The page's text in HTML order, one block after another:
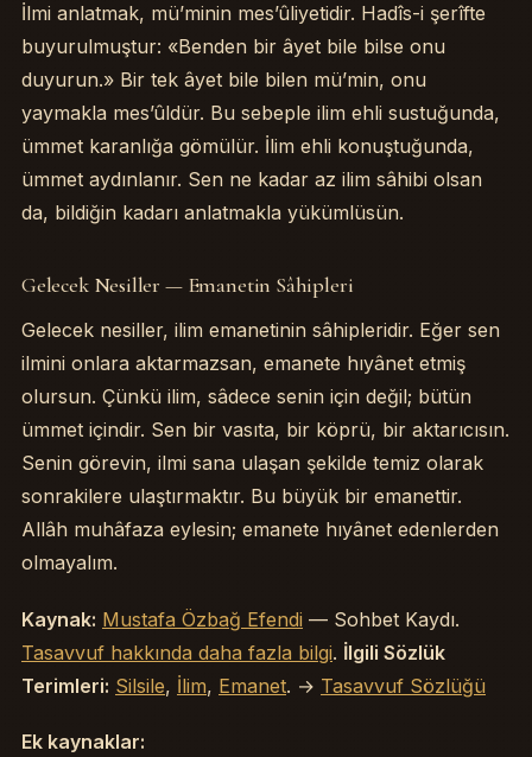
İlmi anlatmak, mü’minin mes’ûliyetidir. Hadîs-i şerîfte
buyurulmuştur: «Benden bir âyet bile bilse onu
duyurun.» Bir tek âyet bile bilen mü’min, onu
yaymakla mes’ûldür. Bu sebeple ilim ehli sustuğunda,
ümmet karanlığa gömülür. İlim ehli konuştuğunda,
ümmet aydınlanır. Sen ne kadar az ilim sâhibi olsan
da, bildiğin kadarı anlatmakla yükümlüsün.
Gelecek Nesiller — Emanetin Sâhipleri
Gelecek nesiller, ilim emanetinin sâhipleridir. Eğer sen
ilmini onlara aktarmazsan, emanete hıyânet etmiş
olursun. Çünkü ilim, sâdece senin için değil; bütün
ümmet içindir. Sen bir vasıta, bir köprü, bir aktarıcısın.
Senin görevin, ilmi sana ulaşan şekilde temiz olarak
sonrakilere ulaştırmaktır. Bu büyük bir emanettir.
Allâh muhâfaza eylesin; emanete hıyânet edenlerden
olmayalım.
Kaynak: Mustafa Özbağ Efendi — Sohbet Kaydı.
Tasavvuf hakkında daha fazla bilgi. İlgili Sözlük
Terimleri: Silsile, İlim, Emanet. → Tasavvuf Sözlüğü
Ek kaynaklar: